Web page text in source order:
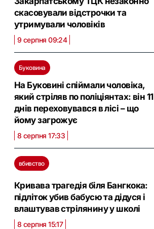
скасовували відстрочки та
утримували чоловіків
9 серпня 09:24
Буковина
На Буковині спіймали чоловіка,
який стріляв по поліціянтах: він 11
днів переховувався в лісі – що
йому загрожує
8 серпня 17:33
вбивство
Кривава трагедія біля Бангкока:
підліток убив бабусю та дідуся і
влаштував стрілянину у школі
8 серпня 15:17